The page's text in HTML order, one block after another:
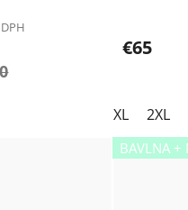
€65
XL 2XL
BAVLNA +